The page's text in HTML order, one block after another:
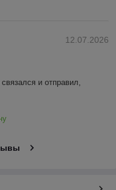
12.07.2026
и отправил,